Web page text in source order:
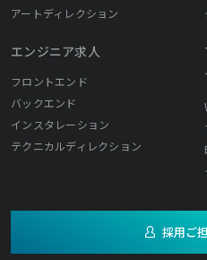
アートディレクション
エンジニア求人
フロントエンド
バックエンド
インスタレーション
テクニカルディレクション
採用ご